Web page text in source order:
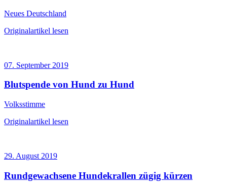
Neues Deutschland
Originalartikel lesen
07. September 2019
Blutspende von Hund zu Hund
Volksstimme
Originalartikel lesen
29. August 2019
Rundgewachsene Hundekrallen zügig kürzen